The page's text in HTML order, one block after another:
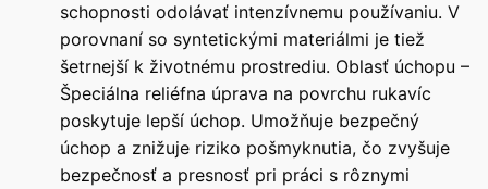
schopnosti odolávať intenzívnemu používaniu. V
porovnaní so syntetickými materiálmi je tiež
šetrnejší k životnému prostrediu. Oblasť úchopu –
Špeciálna reliéfna úprava na povrchu rukavíc
poskytuje lepší úchop. Umožňuje bezpečný
úchop a znižuje riziko pošmyknutia, čo zvyšuje
bezpečnosť a presnosť pri práci s rôznymi